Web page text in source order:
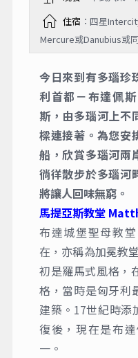
住宿 ：四星
Mercure或Danubius或
今日來到有多瑙珍
利首都－布達佩
斯，由多瑙河上不
樑連接著。為您安
船，欣賞多瑙河兩
徜徉散步於多瑙河
將讓人回味無窮。
馬提亞斯教堂
布達城堡聖母教
在，亦稱為加冕教
初是羅馬式風格，
格，當時是匈牙利
建築。17世紀時添
復後，現在是布
一。